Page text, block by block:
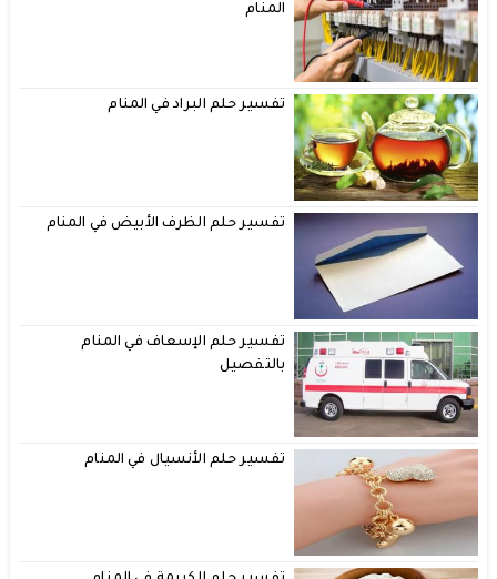
المنام
تفسير حلم البراد في المنام
تفسير حلم الظرف الأبيض في المنام
تفسير حلم الإسعاف في المنام
بالتفصيل
تفسير حلم الأنسيال في المنام